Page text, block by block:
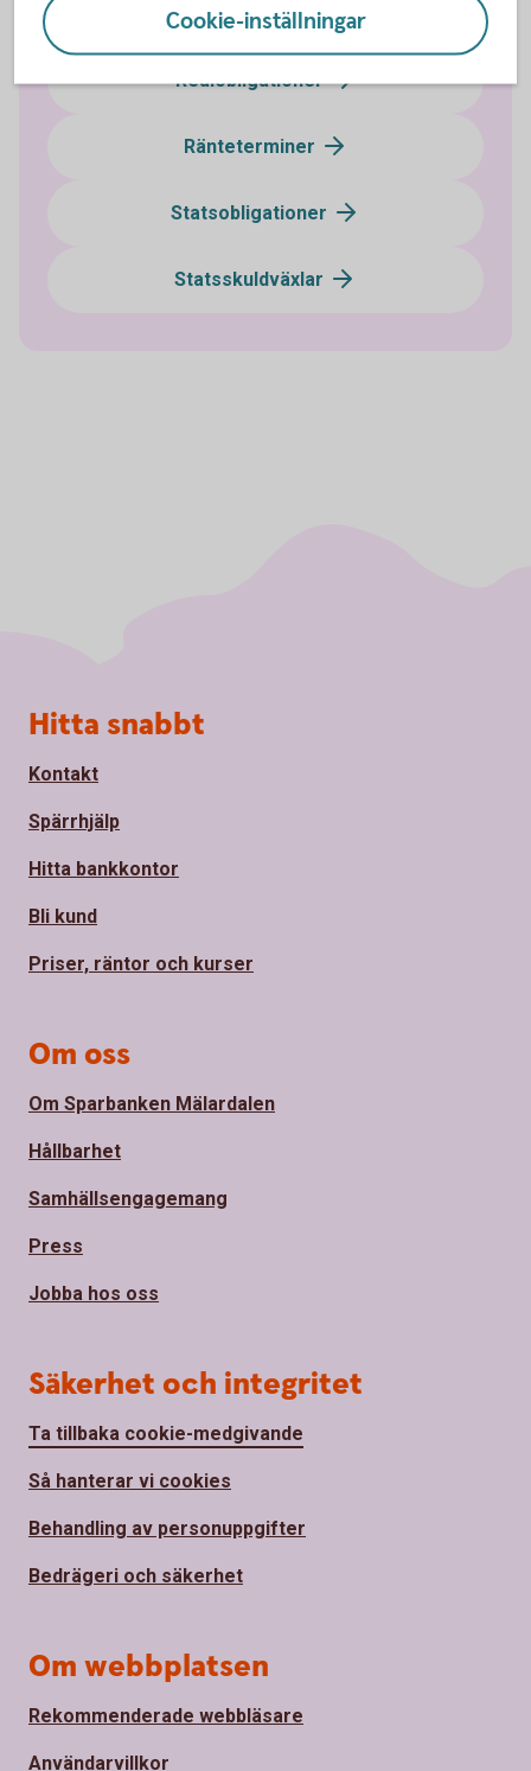
Företagsobligationer
Realobligationer
Ränteterminer
Statsobligationer
Statsskuldväxlar
Cookie-inställningar
Sidfot
Hitta snabbt
Kontakt
Spärrhjälp
Hitta bankkontor
Bli kund
Priser, räntor och kurser
Om oss
Om Sparbanken Mälardalen
Hållbarhet
Samhällsengagemang
Press
Jobba hos oss
Säkerhet och integritet
Ta tillbaka cookie-medgivande
Så hanterar vi cookies
Behandling av personuppgifter
Bedrägeri och säkerhet
Om webbplatsen
Rekommenderade webbläsare
Användarvillkor